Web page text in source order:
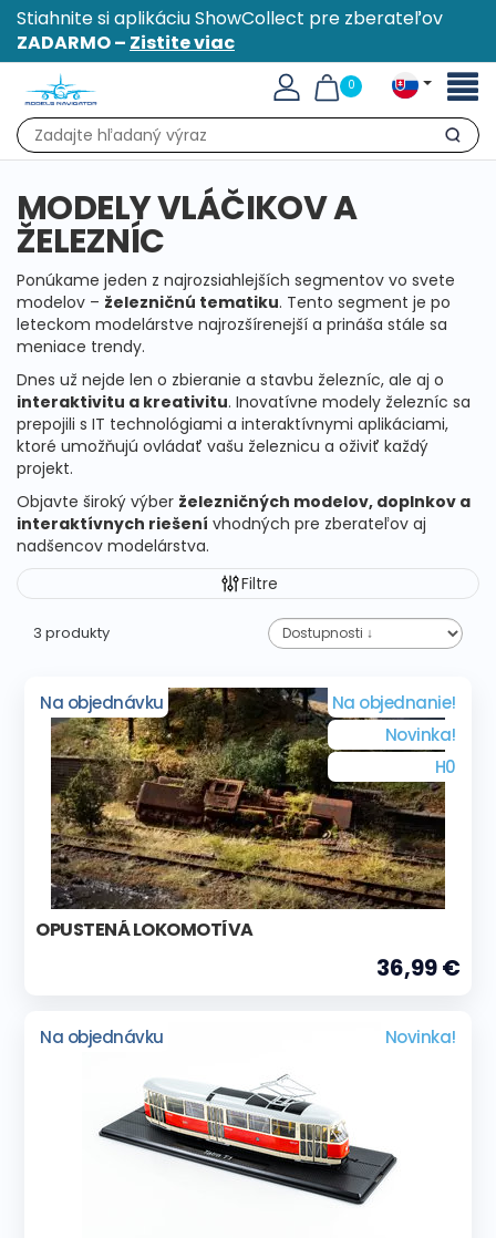
Stiahnite si aplikáciu ShowCollect pre zberateľov
ZADARMO – Zistite viac
0
Hľadať
MODELY VLÁČIKOV A
ŽELEZNÍC
Ponúkame jeden z najrozsiahlejších segmentov vo svete
modelov – železničnú tematiku. Tento segment je po
leteckom modelárstve najrozšírenejší a prináša stále sa
meniace trendy.
Dnes už nejde len o zbieranie a stavbu železníc, ale aj o
interaktivitu a kreativitu. Inovatívne modely železníc sa
prepojili s IT technológiami a interaktívnymi aplikáciami,
ktoré umožňujú ovládať vašu železnicu a oživiť každý
projekt.
Objavte široký výber železničných modelov, doplnkov a
interaktívnych riešení vhodných pre zberateľov aj
nadšencov modelárstva.
Filtre
3 produkty
Na objednávku
Na objednanie!
Novinka!
H0
OPUSTENÁ LOKOMOTÍVA
36,99 €
Na objednávku Novinka!